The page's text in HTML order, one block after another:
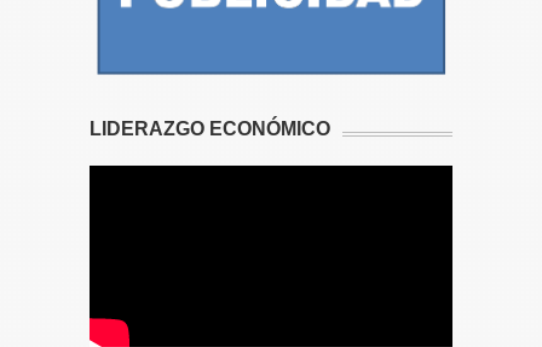
LIDERAZGO ECONÓMICO